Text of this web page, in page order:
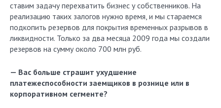
ставим задачу перехватить бизнес у собственников. На
реализацию таких залогов нужно время, и мы стараемся
подкопить резервов для покрытия временных разрывов в
ликвидности. Только за два месяца 2009 года мы создали
резервов на сумму около 700 млн руб.
— Вас больше страшит ухудшение
платежеспособности заемщиков в рознице или в
корпоративном сегменте?